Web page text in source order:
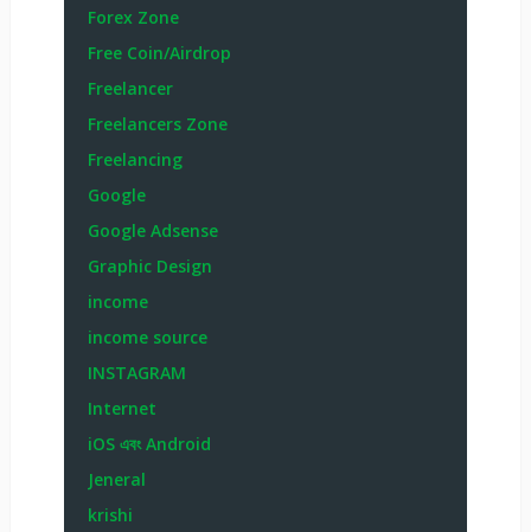
Forex Zone
Free Coin/Airdrop
Freelancer
Freelancers Zone
Freelancing
Google
Google Adsense
Graphic Design
income
income source
INSTAGRAM
Internet
iOS এবং Android
Jeneral
krishi